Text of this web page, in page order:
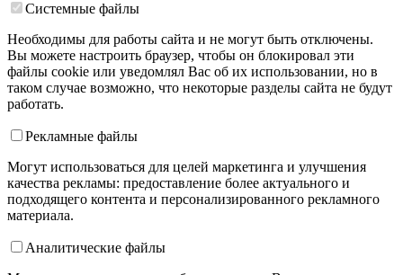
Системные файлы
Необходимы для работы сайта и не могут быть отключены.
Вы можете настроить браузер, чтобы он блокировал эти
файлы cookie или уведомлял Вас об их использовании, но в
таком случае возможно, что некоторые разделы сайта не будут
работать.
Рекламные файлы
Могут использоваться для целей маркетинга и улучшения
качества рекламы: предоставление более актуального и
подходящего контента и персонализированного рекламного
материала.
Аналитические файлы